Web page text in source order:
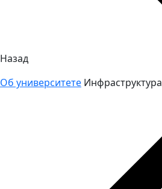
Назад
Об университете Инфраструктура